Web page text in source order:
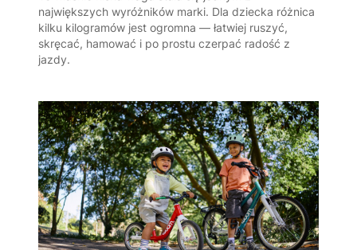
największych wyróżników marki. Dla dziecka różnica
kilku kilogramów jest ogromna — łatwiej ruszyć,
skręcać, hamować i po prostu czerpać radość z
jazdy.